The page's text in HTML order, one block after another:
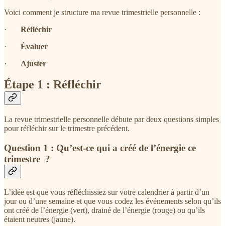
Voici comment je structure ma revue trimestrielle personnelle :
· Réfléchir
· Évaluer
· Ajuster
Étape 1 : Réfléchir
La revue trimestrielle personnelle débute par deux questions simples
pour réfléchir sur le trimestre précédent.
Question 1 : Qu’est-ce qui a créé de l’énergie ce
trimestre ?
L’idée est que vous réfléchissiez sur votre calendrier à partir d’un
jour ou d’une semaine et que vous codez les événements selon qu’ils
ont créé de l’énergie (vert), drainé de l’énergie (rouge) ou qu’ils
étaient neutres (jaune).